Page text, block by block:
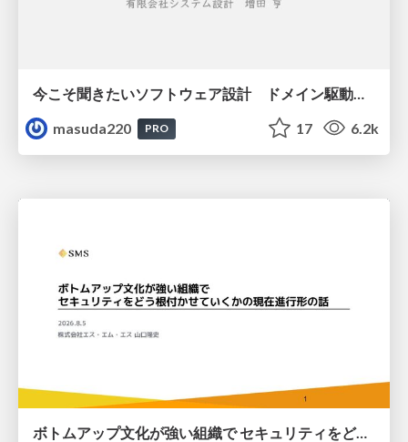
masuda220
PRO 17 6.2k
ボトムアップ文化が強い組織で セキュリティをどう根付かせていくかの現在進行形の話 / Making Security Stick in a Bottom-Up Organization